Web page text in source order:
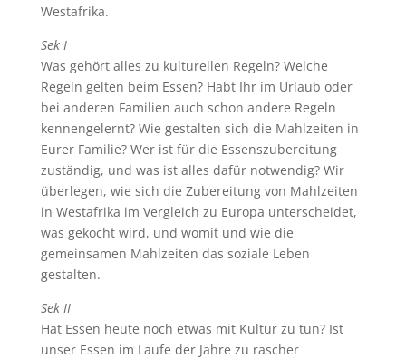
Westafrika.
Sek I
Was gehört alles zu kulturellen Regeln? Welche
Regeln gelten beim Essen? Habt Ihr im Urlaub oder
bei anderen Familien auch schon andere Regeln
kennengelernt? Wie gestalten sich die Mahlzeiten in
Eurer Familie? Wer ist für die Essenszubereitung
zuständig, und was ist alles dafür notwendig? Wir
überlegen, wie sich die Zubereitung von Mahlzeiten
in Westafrika im Vergleich zu Europa unterscheidet,
was gekocht wird, und womit und wie die
gemeinsamen Mahlzeiten das soziale Leben
gestalten.
Sek II
Hat Essen heute noch etwas mit Kultur zu tun? Ist
unser Essen im Laufe der Jahre zu rascher